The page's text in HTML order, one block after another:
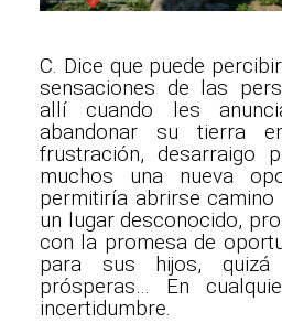
C. Dice que puede
sensaciones de las
allí cuando les
abandonar su tierra
frustración, desarraigo
muchos una nueva
permitiría abrirse
un lugar desconocido,
con la promesa de
para sus hijos,
prósperas… En
incertidumbre.